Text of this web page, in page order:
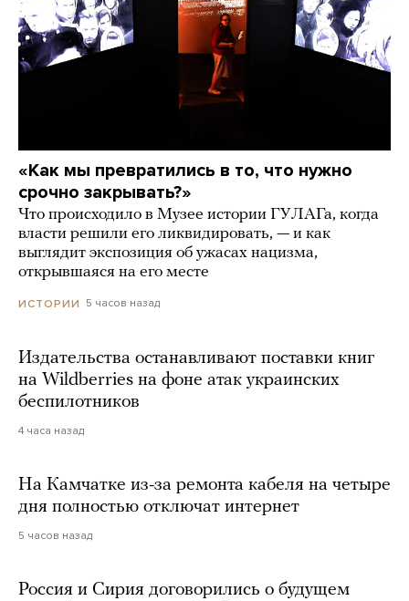
«Как мы превратились в то, что нужно
срочно закрывать?»
Что происходило в Музее истории ГУЛАГа, когда
власти решили его ликвидировать, — и как
выглядит экспозиция об ужасах нацизма,
открывшаяся на его месте
ИСТОРИИ 5 часов назад
Издательства останавливают поставки книг
на Wildberries на фоне атак украинских
беспилотников
4 часа назад
На Камчатке из-за ремонта кабеля на четыре
дня полностью отключат интернет
5 часов назад
Россия и Сирия договорились о будущем